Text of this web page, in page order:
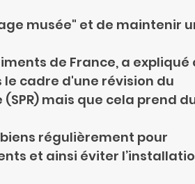
musée" et de maintenir
de France, a expliqué
cadre d'une révision du
mais que cela prend
biens régulièrement pour
et ainsi éviter